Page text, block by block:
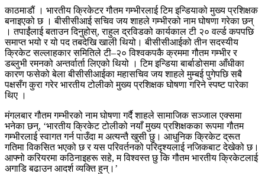
काठमाडौं । भारतीय क्रिकेटर गौतम गम्भीरलाई टिम इन्डियाको मुख्य प्रशिक्षक
बनाइएको छ । बीसीसीआई सचिव जय शाहले गम्भीरको नाम घोषणा गरेका छन्
। तपाईंलाई बताउन दिनुहोस्, राहुल द्रविडको कार्यकाल टी २० वर्ल्ड कपपछि
समाप्त भयो र यो पद तबदेखि खाली थियो। बीसीसीआईको तीन सदस्यीय
क्रिकेट सल्लाहकार समितिले टी–२० विश्वकपकै क्रममा गौतम गम्भीर र
डब्लुभी रमनको अन्तर्वार्ता लिएको थियो । टिम इन्डिया बार्बाडोसमा आँधीका
कारण फसेको बेला बीसीसीआईका महासचिव जय शाहले मुम्बई पुगेपछि सबै
पक्षसँग कुरा गरेर भारतीय टोलीको मुख्य प्रशिक्षक घोषणा गरिने स्पष्ट पारेका
थिए ।
मंगलबार गौतम गम्भीरको नाम घोषणा गर्दै शाहले सामाजिक सञ्जाल एक्समा
भनेका छन्, ‘भारतीय क्रिकेट टोलीको नयाँ मुख्य प्रशिक्षकका रूपमा गौतम
गम्भीरलाई स्वागत गर्न पाउँदा म अत्यन्तै खुसी छु। आधुनिक क्रिकेट द्रूत
गतिमा विकसित भएको छ र यस परिवर्तनको परिदृश्यलाई नजिकबाट देखेको छ।
आफ्नो करियरमा कठिनाइहरू सहे, म विश्वस्त छु कि गौतम भारतीय क्रिकेटलाई
अगाडि बढाउन आदर्श व्यक्ति हुन्।’